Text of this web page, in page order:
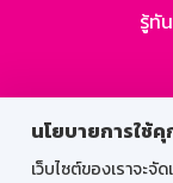
นโยบายการใช้
เว็บไซต์ของเราจะ
รู้ทั